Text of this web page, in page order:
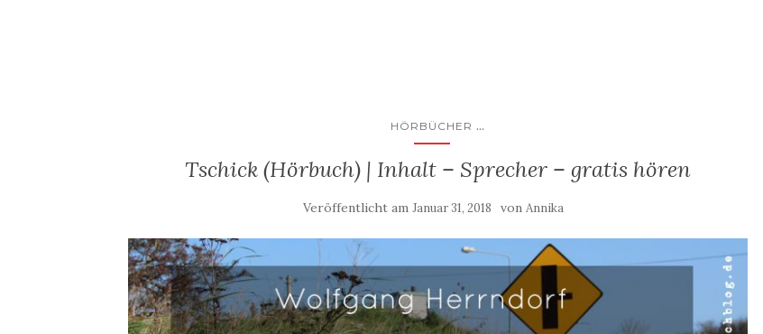
HÖRBÜCHER ...
Tschick (Hörbuch) | Inhalt – Sprecher – gratis hören
Veröffentlicht am Januar 31, 2018 von Annika